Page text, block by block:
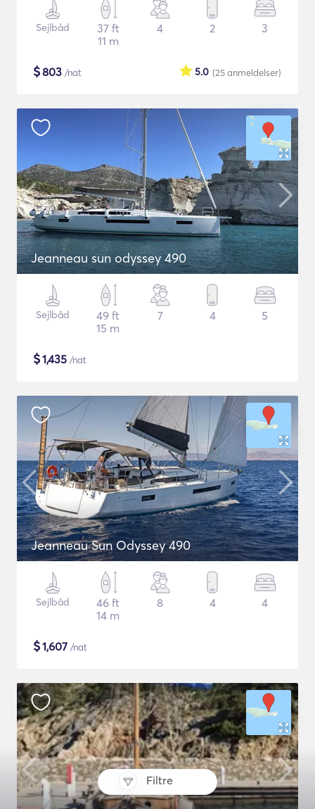
Filtre
Sejlbåd
37 ft
11 m
4 2 3
$803 /nat (25anmeldelser)
5.0
Jeanneau sun odyssey 490
Sejlbåd
49 ft
15 m
7 4 5
$1,435 /nat
Jeanneau Sun Odyssey 490
Sejlbåd
46 ft
14 m
8 4 4
$1,607 /nat